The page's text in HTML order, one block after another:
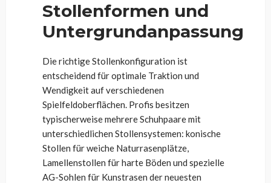
Stollenformen und
Untergrundanpassung
Die richtige Stollenkonfiguration ist
entscheidend für optimale Traktion und
Wendigkeit auf verschiedenen
Spielfeldoberflächen. Profis besitzen
typischerweise mehrere Schuhpaare mit
unterschiedlichen Stollensystemen: konische
Stollen für weiche Naturrasenplätze,
Lamellenstollen für harte Böden und spezielle
AG-Sohlen für Kunstrasen der neuesten